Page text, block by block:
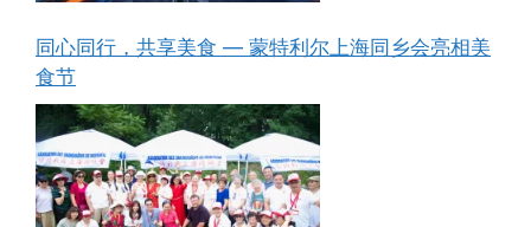
同心同行，共享美食 — 蒙特利尔上海同乡会亮相美
食节